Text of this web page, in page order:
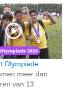
Olympiade
meer dan
van 13